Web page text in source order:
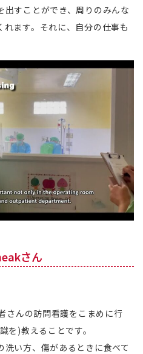
出すことができ、周りのみんな
ます。それに、自分の仕事も
さん
さんの訪問看護をこまめに行
を)教えることです。
い方、傷があるときに食べて